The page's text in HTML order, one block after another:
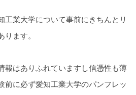
工業大学について事前にきちんとリ
ます。
報はありふれていますし信憑性も薄
前に必ず愛知工業大学のパンフレッ